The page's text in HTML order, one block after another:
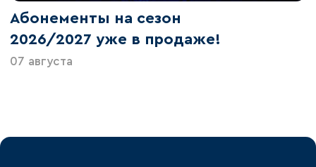
Абонементы на сезон
2026/2027 уже в продаже!
07 августа